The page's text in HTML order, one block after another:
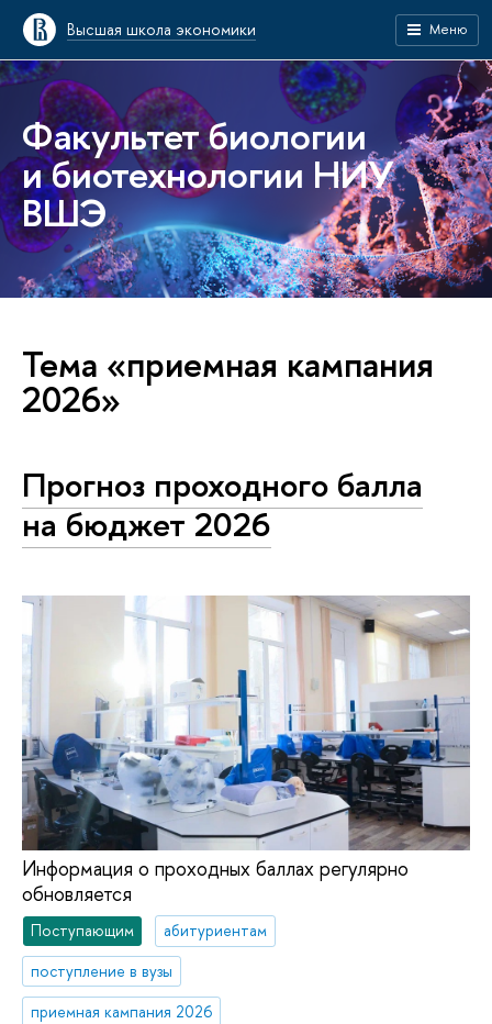
Высшая школа экономики Меню
Факультет биологии
и биотехнологии НИУ
ВШЭ
Тема «приемная кампания
2026»
Прогноз проходного балла
на бюджет 2026
Информация о проходных баллах регулярно
обновляется
Поступающим
абитуриентам
поступление в вузы
приемная кампания 2026